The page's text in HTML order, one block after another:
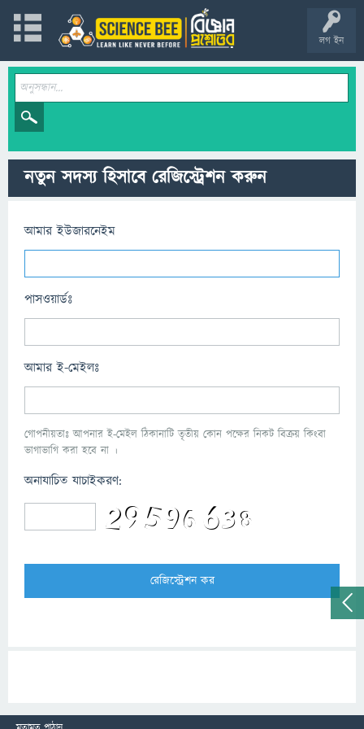
লগ ইন
নতুন সদস্য হিসাবে রেজিস্ট্রেশন করুন
আমার ইউজারনেইম
পাসওয়ার্ডঃ
আমার ই-মেইলঃ
গোপনীয়তাঃ আপনার ই-মেইল ঠিকানাটি তৃতীয় কোন পক্ষের নিকট বিক্রয় কিংবা
ভাগাভাগি করা হবে না ।
অনাযাচিত যাচাইকরণ: